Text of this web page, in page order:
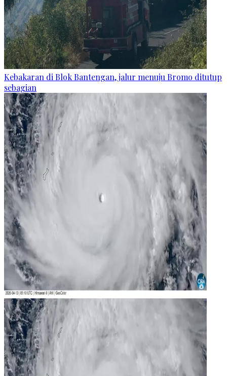
Kebakaran di Blok Bantengan, jalur menuju Bromo ditutup
sebagian